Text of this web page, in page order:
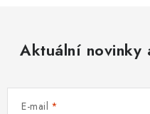
Aktuální novinky
E-mail